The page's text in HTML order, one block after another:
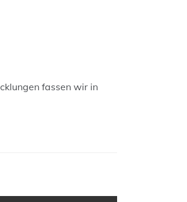
fassen wir in